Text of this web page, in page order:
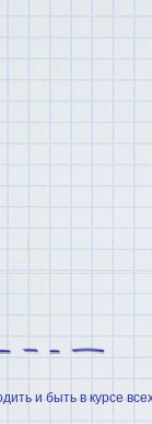
и быть в курсе